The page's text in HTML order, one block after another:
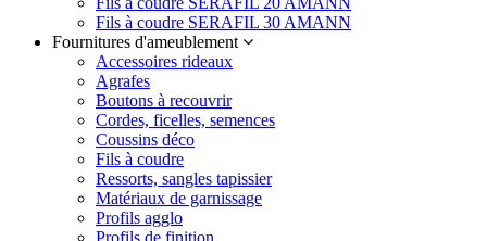
Fils à coudre SERAFIL 30 AMANN
Fournitures d'ameublement
Accessoires rideaux
Agrafes
Boutons à recouvrir
Cordes, ficelles, semences
Coussins déco
Fils à coudre
Ressorts, sangles tapissier
Matériaux de garnissage
Profils agglo
Profils de finition